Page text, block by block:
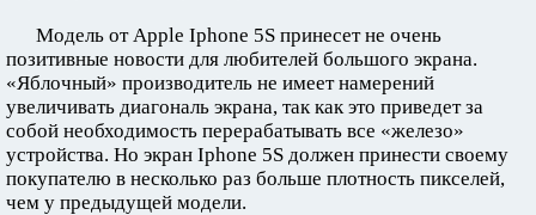
Модель от Apple Iphone 5S принесет не очень
позитивные новости для любителей большого экрана.
«Яблочный» производитель не имеет намерений
увеличивать диагональ экрана, так как это приведет за
собой необходимость перерабатывать все «железо»
устройства. Но экран Iphone 5S должен принести своему
покупателю в несколько раз больше плотность пикселей,
чем у предыдущей модели.